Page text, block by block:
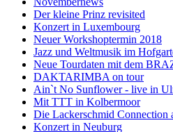
Der kleine Prinz revisited
Konzert in Luxembourg
Neuer Workshoptermin 2018
Jazz und Weltmusik im
Neue Tourdaten mit dem
DAKTARIMBA on tour
Ain`t No Sunflower - live in
Mit TTT in Kolbermoor
Die Lackerschmid Connection
Konzert in Neuburg